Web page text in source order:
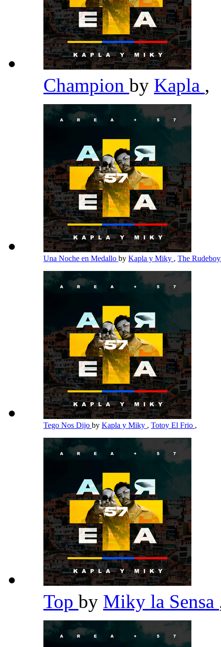
Champion by Kapla ,
Una Noche en Medallo by Kapla y Miky , The
Tego Nos Dijo by Kapla y Miky , Totoy El Frio ,
Top by Miky la Sensa